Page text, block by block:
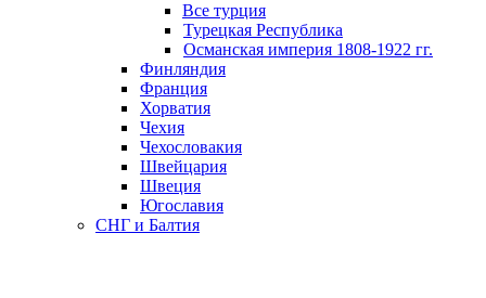
Все турция
Турецкая Республика
Османская империя 1808-1922 гг.
Финляндия
Франция
Хорватия
Чехия
Чехословакия
Швейцария
Швеция
Югославия
СНГ и Балтия